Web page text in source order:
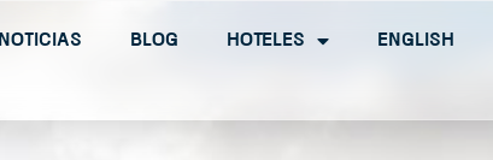
Noticias Blog Hoteles English